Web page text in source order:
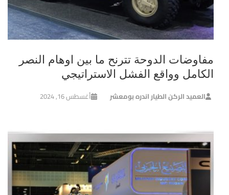
مفاوضات الدوحة تترنح ما بين اوهام النصر
الكامل وواقع الفشل الاستراتيجي
العميد الركن الطيار اندره بومعشر أغسطس 16, 2024